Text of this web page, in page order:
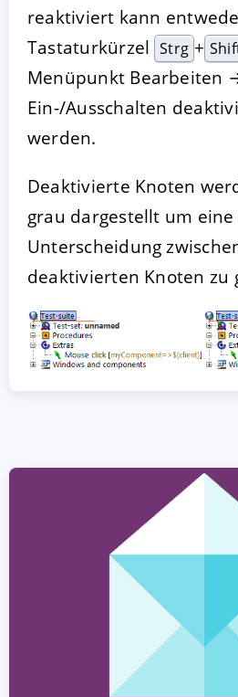
reaktiviert kann
Tastaturkürzel Strg +
Menüpunkt Bearbeiten
Ein-/Ausschalten
werden.
Deaktivierte Knoten
grau dargestellt um eine
Unterscheidung
deaktivierten Knoten zu